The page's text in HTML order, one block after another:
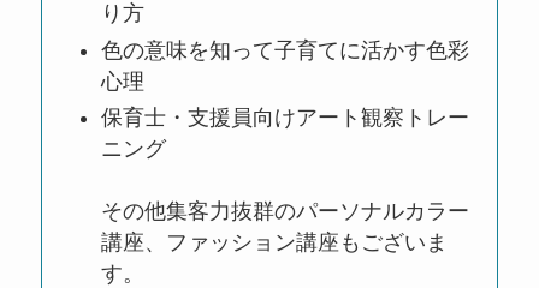
り方
色の意味を知って子育てに活かす色彩
心理
保育士・支援員向けアート観察トレー
ニング
その他集客力抜群のパーソナルカラー
講座、ファッション講座もございま
す。